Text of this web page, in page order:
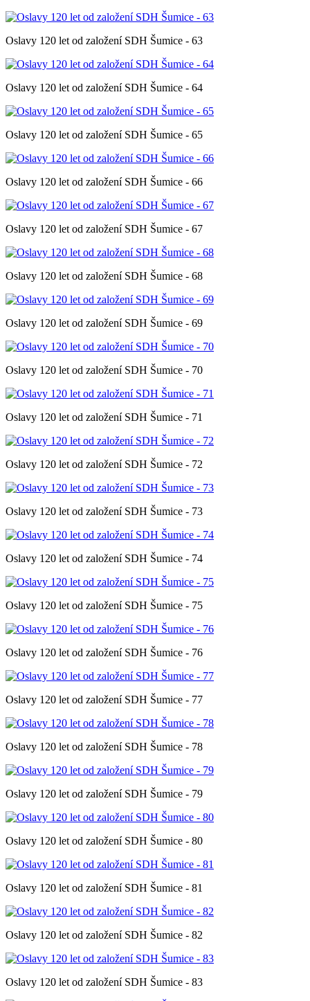
Oslavy 120 let od založení SDH Šumice - 63
Oslavy 120 let od založení SDH Šumice - 64
Oslavy 120 let od založení SDH Šumice - 65
Oslavy 120 let od založení SDH Šumice - 66
Oslavy 120 let od založení SDH Šumice - 67
Oslavy 120 let od založení SDH Šumice - 68
Oslavy 120 let od založení SDH Šumice - 69
Oslavy 120 let od založení SDH Šumice - 70
Oslavy 120 let od založení SDH Šumice - 71
Oslavy 120 let od založení SDH Šumice - 72
Oslavy 120 let od založení SDH Šumice - 73
Oslavy 120 let od založení SDH Šumice - 74
Oslavy 120 let od založení SDH Šumice - 75
Oslavy 120 let od založení SDH Šumice - 76
Oslavy 120 let od založení SDH Šumice - 77
Oslavy 120 let od založení SDH Šumice - 78
Oslavy 120 let od založení SDH Šumice - 79
Oslavy 120 let od založení SDH Šumice - 80
Oslavy 120 let od založení SDH Šumice - 81
Oslavy 120 let od založení SDH Šumice - 82
Oslavy 120 let od založení SDH Šumice - 83